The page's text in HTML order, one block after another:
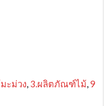
ะม่วง 3.ผลิตภัณฑ์ไม้ ,9